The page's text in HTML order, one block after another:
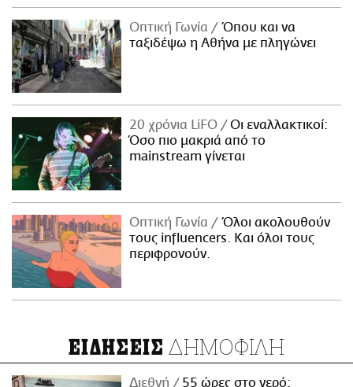
Οπτική Γωνία
Όπου και να
ταξιδέψω η Αθήνα με πληγώνει
20 χρόνια LiFO
Οι εναλλακτικοί:
Όσο πιο μακριά από το
mainstream γίνεται
Οπτική Γωνία
Όλοι ακολουθούν
τους influencers. Και όλοι τους
περιφρονούν.
ΕΙΔΗΣΕΙΣ ΔΗΜΟΦΙΛΗ
Διεθνή 55 ώρες στο νερό: